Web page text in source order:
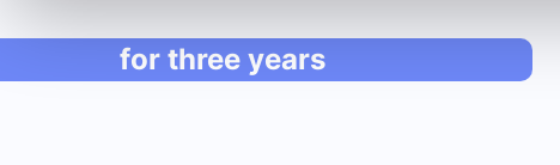
for three years